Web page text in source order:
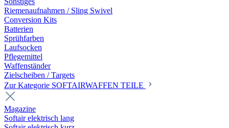
Riemenaufnahmen / Sling Swivel
Conversion Kits
Batterien
Sprühfarben
Laufsocken
Pflegemittel
Waffenständer
Zielscheiben / Targets
Zur Kategorie SOFTAIRWAFFEN TEILE
Magazine
Softair elektrisch lang